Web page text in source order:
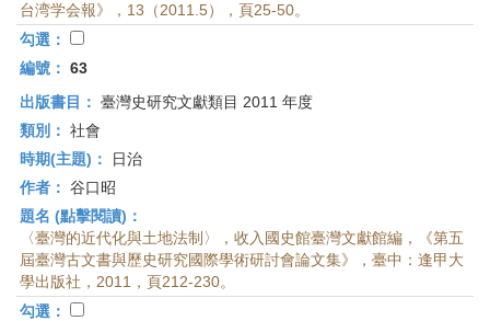
台湾学会報》，13（2011.5），頁25-50。
勾選：
編號： 63
出版書目： 臺灣史研究文獻類目 2011 年度
類別： 社會
時期(主題)：
日治
作者： 谷口昭
題名 (點擊閱讀)：
〈臺灣的近代化與土地法制〉，收入國史館臺灣文獻館編，《第五
屆臺灣古文書與歷史研究國際學術研討會論文集》，臺中：逢甲大
學出版社，2011，頁212-230。
勾選：